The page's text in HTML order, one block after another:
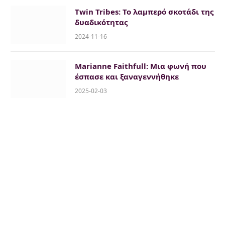
Twin Tribes: Το λαμπερό σκοτάδι της
δυαδικότητας
2024-11-16
Marianne Faithfull: Μια φωνή που
έσπασε και ξαναγεννήθηκε
2025-02-03